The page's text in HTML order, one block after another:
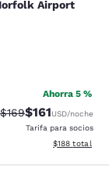
Airport
2081 reseñas
Ahorra 5 %
Precio tachado:
$169Precio con
$161USD/noche
Tarifa para socios
Ver detalles
$188 total